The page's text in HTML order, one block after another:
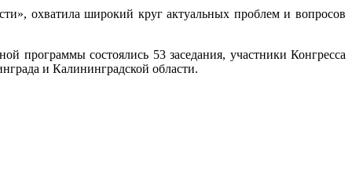
охватила широкий круг актуальных проблем и вопросов
программы состоялись 53 заседания, участники Конгресса
и Калининградской области.